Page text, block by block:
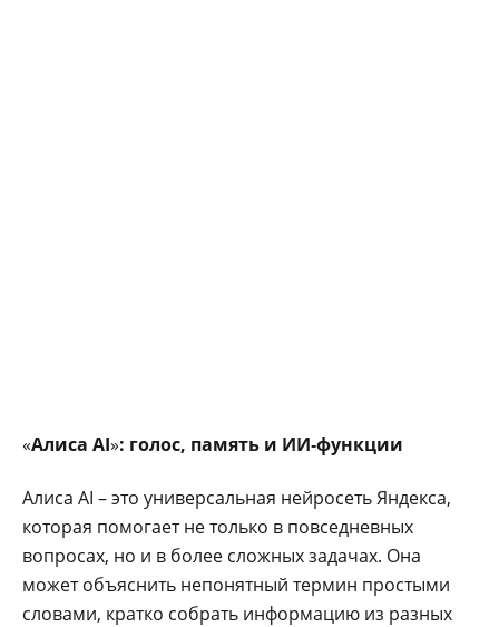
«Алиса AI»: голос, память и ИИ‑функции
Алиса AI – это универсальная нейросеть Яндекса,
которая помогает не только в повседневных
вопросах, но и в более сложных задачах. Она
может объяснить непонятный термин простыми
словами, кратко собрать информацию из разных